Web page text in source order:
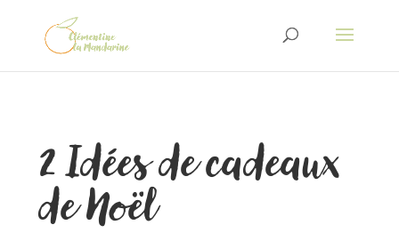
2 Idées de cadeaux
de Noël